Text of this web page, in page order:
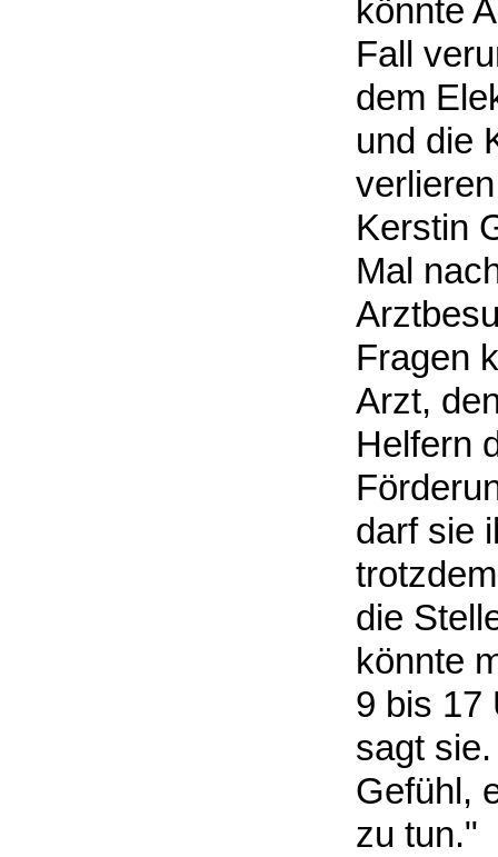
könnte
Fall
dem
und die
Kerstin
Mal
Fragen
Arzt,
Helfern
darf sie
die
könnte
9 bis 17
sagt
Gefühl,
zu tun."